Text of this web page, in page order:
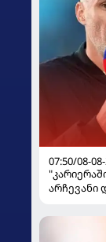
07:50/08-
არჩევანი